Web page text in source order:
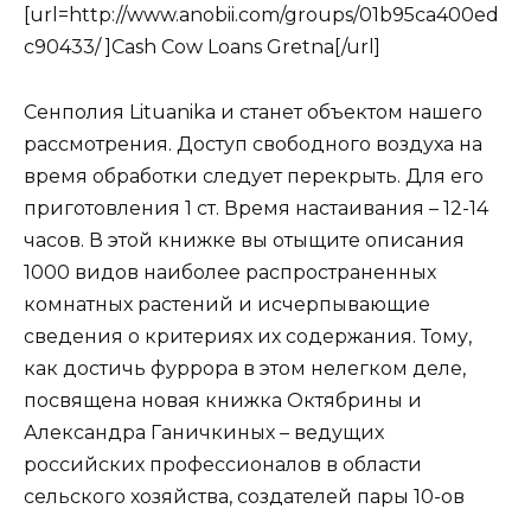
[url=http://www.anobii.com/groups/01b95ca400ed
c90433/ ]Cash Cow Loans Gretna[/url]
Сенполия Lituanika и станет объектом нашего
рассмотрения. Доступ свободного воздуха на
время обработки следует перекрыть. Для его
приготовления 1 ст. Время настаивания – 12-14
часов. В этой книжке вы отыщите описания
1000 видов наиболее распространенных
комнатных растений и исчерпывающие
сведения о критериях их содержания. Тому,
как достичь фуррора в этом нелегком деле,
посвящена новая книжка Октябрины и
Александра Ганичкиных – ведущих
российских профессионалов в области
сельского хозяйства, создателей пары 10-ов